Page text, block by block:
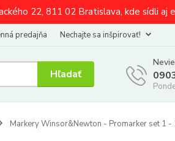
22, 811 02 Bratislava, kde sídli aj
predajňa Nechajte sa inšpirovať!
Hľadať
Markery Winsor&Newton - Promarker set 1